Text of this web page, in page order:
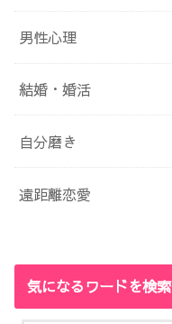
男性心理
結婚・婚活
自分磨き
遠距離恋愛
気になるワードを検索